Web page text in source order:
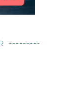
---------